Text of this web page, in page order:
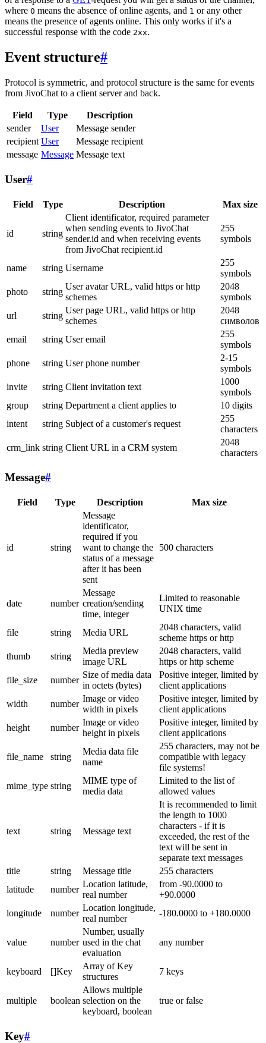
where 0 means the absence of online agents, and 1 or any other
means the presence of agents online. This only works if it's a
successful response with the code 2xx.
Event structure#
Protocol is symmetric, and protocol structure is the same for events
from JivoChat to a client server and back.
Field Type
Description
sender
User
Message sender
recipient User
Message recipient
message Message Message text
User#
Field Type Description Max size
id string
Client identificator, required parameter
when sending events to JivoChat
sender.id and when receiving events
from JivoChat recipient.id
255
symbols
name string Username
255
symbols
photo
string
User avatar URL, valid https or http
schemes
2048
symbols
url
string
User page URL, valid https or http
schemes
2048
символов
email
string User email
255
symbols
phone
string User phone number
2-15
symbols
invite
string Client invitation text
1000
symbols
group
string Department a client applies to
10 digits
intent
string Subject of a customer's request
255
characters
crm_link string Client URL in a CRM system
2048
characters
Message#
Field Type Description Max size
id string
Message
identificator,
required if you
want to change the
status of a message
after it has been
sent
500 characters
date number
Message
creation/sending
time, integer
Limited to reasonable
UNIX time
file string Media URL
2048 characters, valid
scheme https or http
thumb
string
Media preview
image URL
2048 characters, valid
https or http scheme
file_size
number
Size of media data
in octets (bytes)
Positive integer, limited by
client applications
width
number
Image or video
width in pixels
Positive integer, limited by
client applications
height
number
Image or video
height in pixels
Positive integer, limited by
client applications
file_name string
Media data file
name
255 characters, may not be
compatible with legacy
file systems!
mime_type string
MIME type of
media data
Limited to the list of
allowed values
text string Message text
It is recommended to limit
the length to 1000
characters - if it is
exceeded, the rest of the
text will be sent in
separate text messages
title
string Message title
255 characters
latitude
number
Location latitude,
real number
from -90.0000 to
+90.0000
longitude
number
Location longitude,
real number
-180.0000 to +180.0000
value number
Number, usually
used in the chat
evaluation
any number
keyboard []Key
Array of Key
structures
7 keys
multiple boolean
Allows multiple
selection on the
keyboard, boolean
true or false
Key#